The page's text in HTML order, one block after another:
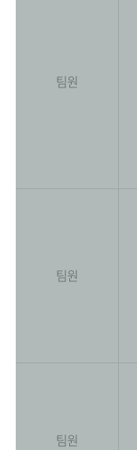
팀원
팀원
팀원